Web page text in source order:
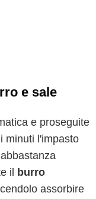
e sale
e proseguite
minuti l'impasto
il
burro
assorbire